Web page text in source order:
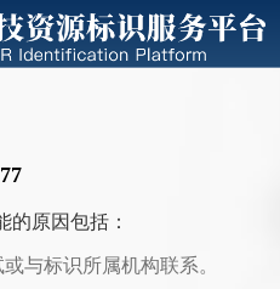
的原因包括：
与标识所属机构联系。